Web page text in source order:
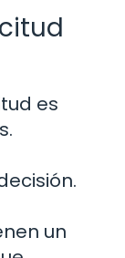
es
un